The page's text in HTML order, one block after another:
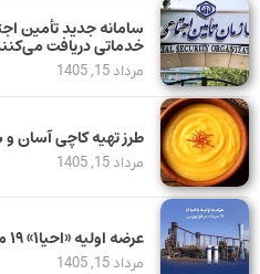
سامانه جدید تأمین
خدماتی دریافت
مرداد 15, 1405
طرز تهیه کاچی آسان
مرداد 15, 1405
عرضه اولیه «احیا۱» ۱۹ مرداد در فرابورس
مرداد 15, 1405